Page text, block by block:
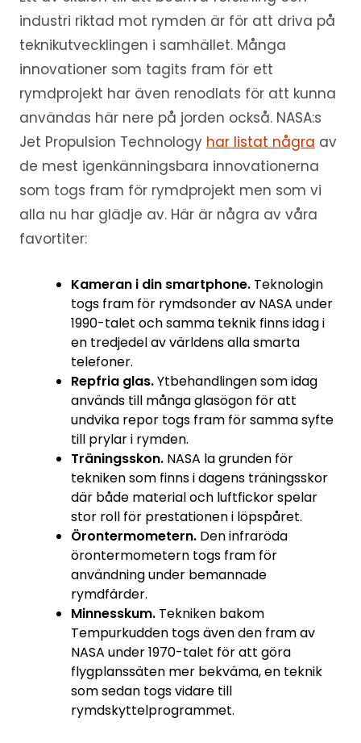
industri riktad mot rymden är för att driva på
teknikutvecklingen i samhället. Många
innovationer som tagits fram för ett
rymdprojekt har även renodlats för att kunna
användas här nere på jorden också. NASA:s
Jet Propulsion Technology har listat några av
de mest igenkänningsbara innovationerna
som togs fram för rymdprojekt men som vi
alla nu har glädje av. Här är några av våra
favortiter:
Kameran i din smartphone.Teknologin
togs fram för rymdsonder av NASA under
1990-talet och samma teknik finns idag i
en tredjedel av världens alla smarta
telefoner.
Repfria glas.Ytbehandlingen som idag
används till många glasögon för att
undvika repor togs fram för samma syfte
till prylar i rymden.
Träningsskon.NASA la grunden för
tekniken som finns i dagens träningsskor
där både material och luftfickor spelar
stor roll för prestationen i löpspåret.
Örontermometern.Den infraröda
örontermometern togs fram för
användning under bemannade
rymdfärder.
Minnesskum.Tekniken bakom
Tempurkudden togs även den fram av
NASA under 1970-talet för att göra
flygplanssäten mer bekväma, en teknik
som sedan togs vidare till
rymdskyttelprogrammet.